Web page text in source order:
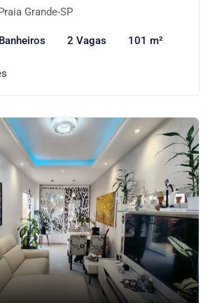
Grande-SP
2 Vagas 101 m²